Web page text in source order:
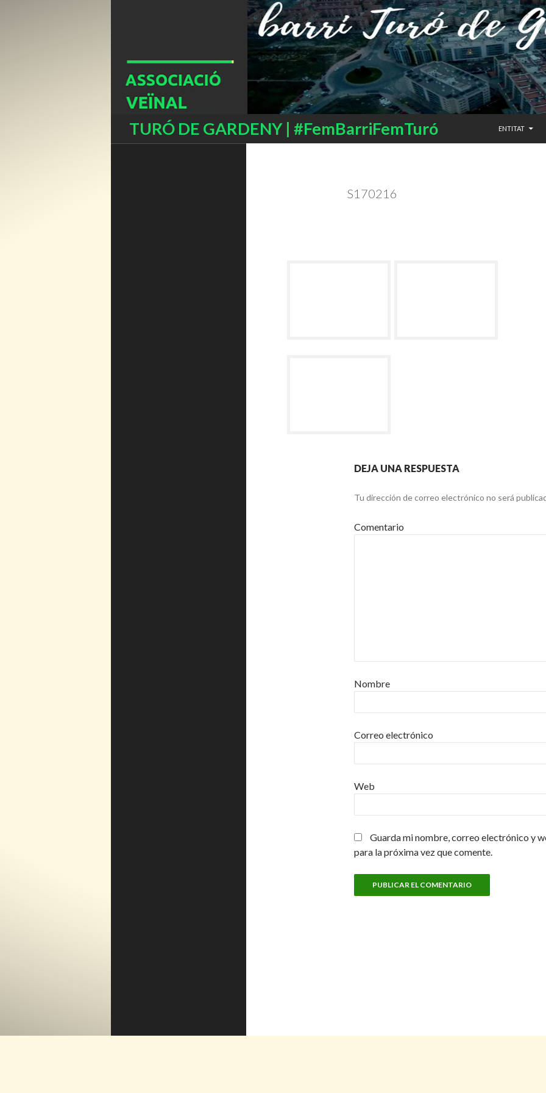
TURÓ DE GARDENY | #FemBarriFemTuró
Buscar
ENTITAT
S170216
DEJA UNA RESPUESTA
Tu dirección de correo electrónico no será
Comentario
Nombre
Correo electrónico
Web
Guarda mi nombre, correo electrónico y
para la próxima vez que comente.